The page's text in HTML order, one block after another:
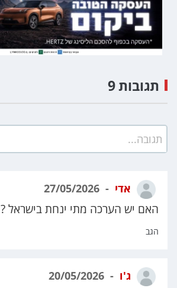
תגובה...
אדי
האם יש הערכה מתי ינחת בישראל ?
הגב
ג'ו